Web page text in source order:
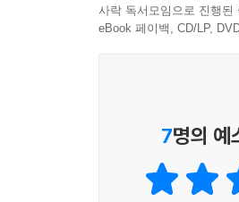
사락 독서모임으로 진행
eBook 페이백, CD/LP,
7명의 예